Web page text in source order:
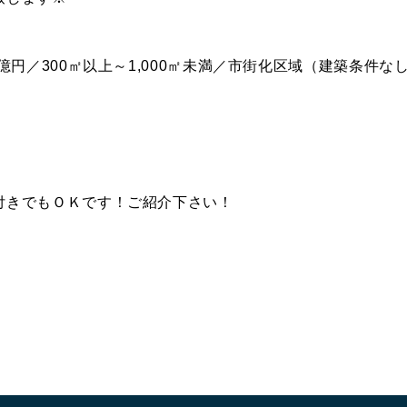
円／300㎡以上～1,000㎡未満／市街化区域（建築条件な
でもＯＫです！ご紹介下さい！